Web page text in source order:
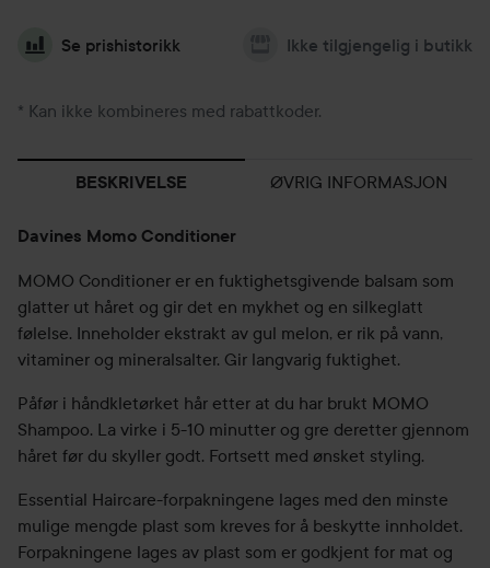
Se prishistorikk Ikke tilgjengelig i butikk
* Kan ikke kombineres med rabattkoder.
BESKRIVELSE ØVRIG INFORMASJON
Davines Momo Conditioner
MOMO Conditioner er en fuktighetsgivende balsam som
glatter ut håret og gir det en mykhet og en silkeglatt
følelse. Inneholder ekstrakt av gul melon, er rik på vann,
vitaminer og mineralsalter. Gir langvarig fuktighet.
Påfør i håndkletørket hår etter at du har brukt MOMO
Shampoo. La virke i 5-10 minutter og gre deretter gjennom
håret før du skyller godt. Fortsett med ønsket styling.
Essential Haircare-forpakningene lages med den minste
mulige mengde plast som kreves for å beskytte innholdet.
Forpakningene lages av plast som er godkjent for mat og